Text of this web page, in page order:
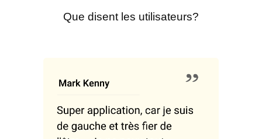
Que disent les utilisateurs?